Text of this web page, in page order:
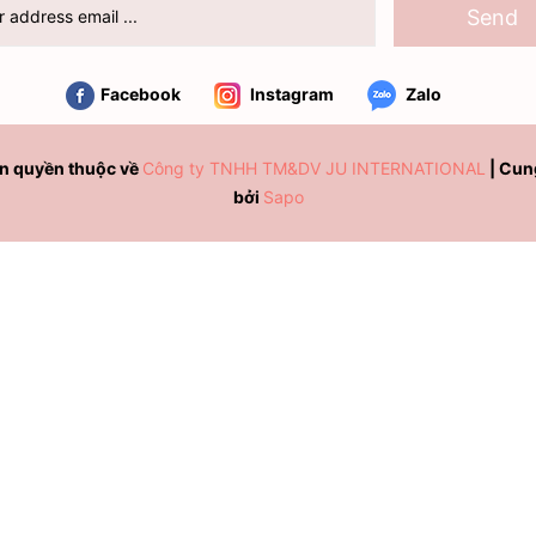
Send
Facebook Instagram Zalo
quyền thuộc về Công ty TNHH TM&DV JU INTERNATIONAL
bởi Sapo